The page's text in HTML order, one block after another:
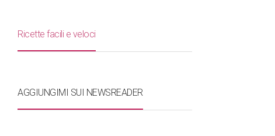
Ricette facili e veloci
AGGIUNGIMI SUI NEWSREADER